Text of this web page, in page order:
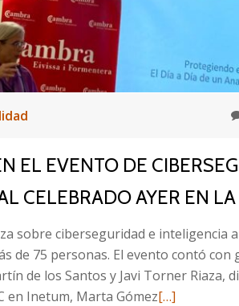
EL EVENTO DE
CELEBRADO AYER EN
sobre ciberseguridad e inteligencia
de 75 personas. El evento contó con
de los Santos y Javi Torner Riaza,
en Inetum, Marta GómezLeer
[…]